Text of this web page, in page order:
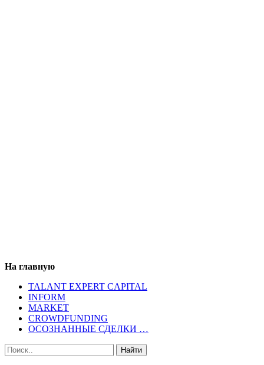
На главную
TALANT EXPERT CAPITAL
INFORM
MARKET
CROWDFUNDING
ОСОЗНАННЫЕ СДЕЛКИ …